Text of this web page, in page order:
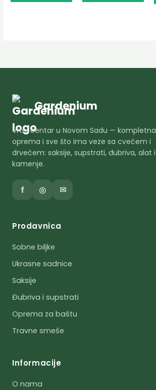
Gardenium
Vrtni centar u Novom Sadu — kompletna
oprema i sve što ima veze sa cvećem i
drvećem: saksije, supstrati, đubriva, alat i
kamenje.
f ◎ ✉
Prodavnica
Sobne biljke
Ukrasne sadnice
Saksije
Đubriva i supstrati
Oprema za baštu
Travne smeše
Informacije
O nama